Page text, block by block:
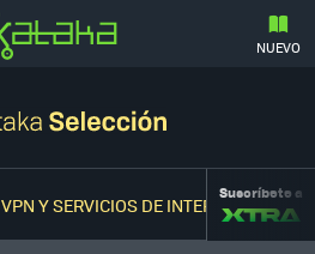
NUEVO
VPN Y SERVICIOS DE INTERNETSuscríbete a